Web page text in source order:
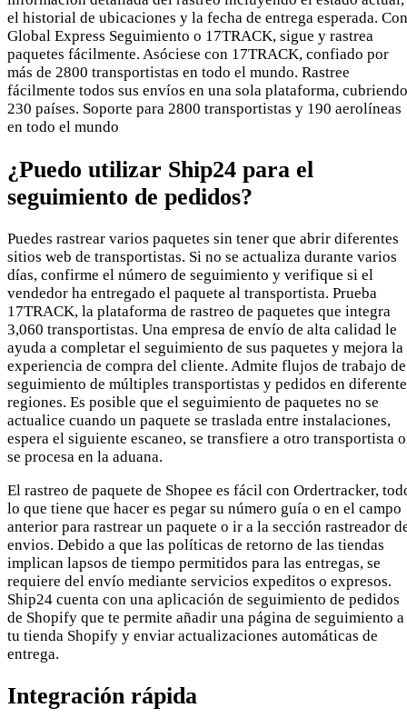
el historial de ubicaciones y la fecha de entrega esperada. Con
Global Express Seguimiento o 17TRACK, sigue y rastrea
paquetes fácilmente. Asóciese con 17TRACK, confiado por
más de 2800 transportistas en todo el mundo. Rastree
fácilmente todos sus envíos en una sola plataforma, cubriendo
230 países. Soporte para 2800 transportistas y 190 aerolíneas
en todo el mundo
¿Puedo utilizar Ship24 para el
seguimiento de pedidos?
Puedes rastrear varios paquetes sin tener que abrir diferentes
sitios web de transportistas. Si no se actualiza durante varios
días, confirme el número de seguimiento y verifique si el
vendedor ha entregado el paquete al transportista. Prueba
17TRACK, la plataforma de rastreo de paquetes que integra
3,060 transportistas. Una empresa de envío de alta calidad le
ayuda a completar el seguimiento de sus paquetes y mejora la
experiencia de compra del cliente. Admite flujos de trabajo de
seguimiento de múltiples transportistas y pedidos en
regiones. Es posible que el seguimiento de paquetes no se
actualice cuando un paquete se traslada entre instalaciones,
espera el siguiente escaneo, se transfiere a otro transportista o
se procesa en la aduana.
El rastreo de paquete de Shopee es fácil con Ordertracker,
lo que tiene que hacer es pegar su número guía o en el campo
anterior para rastrear un paquete o ir a la sección rastreador
envios. Debido a que las políticas de retorno de las tiendas
implican lapsos de tiempo permitidos para las entregas, se
requiere del envío mediante servicios expeditos o expresos.
Ship24 cuenta con una aplicación de seguimiento de pedidos
de Shopify que te permite añadir una página de seguimiento a
tu tienda Shopify y enviar actualizaciones automáticas de
entrega.
Integración rápida